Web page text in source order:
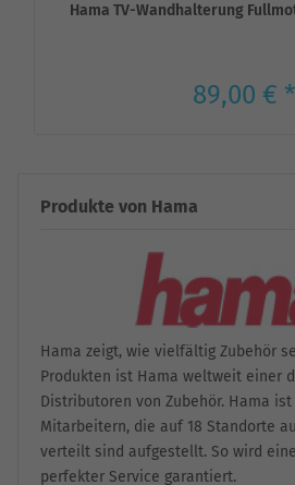
Hama TV-Wandhalterung
89,00 € *
Produkte von Hama
Hama zeigt, wie vielfältig Zubehör
Produkten ist Hama weltweit einer
Distributoren von Zubehör. Hama
Mitarbeitern, die auf 18 Standorte
verteilt sind aufgestellt. So wird
perfekter Service garantiert.